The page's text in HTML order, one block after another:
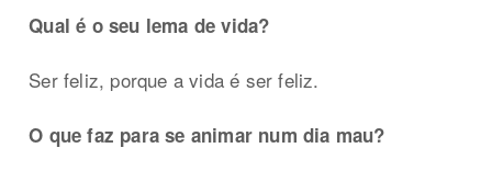
Qual é o seu lema de vida?
Ser feliz, porque a vida é ser feliz.
O que faz para se animar num dia mau?